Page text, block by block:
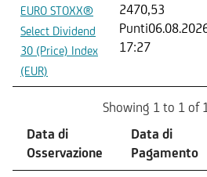
EURO STOXX®
Select Dividend
30 (Price) Index
(EUR)
2470,53
Punti
17:27
Showing 1 to 1 of
Data di
Osservazione
Data di
Pagamento